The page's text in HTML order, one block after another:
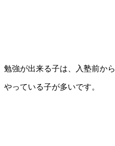
勉強が出来る子は、入塾前から
やっている子が多いです。